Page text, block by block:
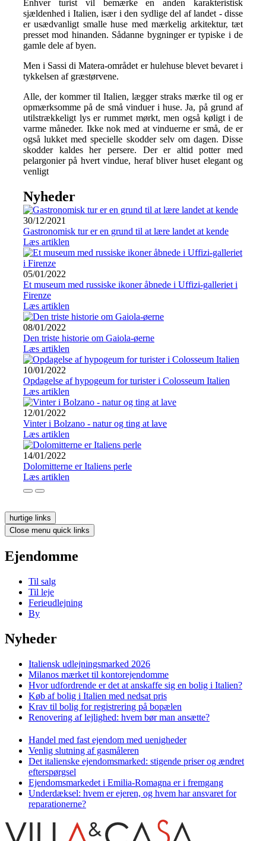
Enhver turist vil bemærke en anden karakteristisk
sjældenhed i Italien, især i den sydlige del af landet - disse
er usædvanligt smalle huse med mærkelig arkitektur, tæt
presset mod hinanden. Sådanne bygninger er typiske i de
gamle dele af byen.
Men i Sassi di Matera-området er hulehuse blevet bevaret i
tykkelsen af græstørvene.
Alle, der kommer til Italien, lægger straks mærke til og er
opmærksomme på de små vinduer i huse. Ja, på grund af
utilstrækkeligt lys er rummet mørkt, men også køligt i de
varme måneder. Ikke nok med at vinduerne er små, de er
også lukket med specielle skodder selv om dagen. Disse
skodder kaldes her persere. Der er altid potter med
pelargonier på hvert vindue, heraf bliver huset elegant og
venligt
Nyheder
30/12/2021
Gastronomisk tur er en grund til at lære landet at kende
Læs artiklen
05/01/2022
Et museum med russiske ikoner åbnede i Uffizi-galleriet i
Firenze
Læs artiklen
08/01/2022
Den triste historie om Gaiola-øerne
Læs artiklen
10/01/2022
Opdagelse af hypogeum for turister i Colosseum Italien
Læs artiklen
12/01/2022
Vinter i Bolzano - natur og ting at lave
Læs artiklen
14/01/2022
Dolomitterne er Italiens perle
Læs artiklen
hurtige links
Close menu quick links
Ejendomme
Til salg
Til leje
Ferieudlejning
By
Nyheder
Italiensk udlejningsmarked 2026
Milanos mærket til kontorejendomme
Hvor udfordrende er det at anskaffe sig en bolig i Italien?
Køb af bolig i Italien med nedsat pris
Krav til bolig for registrering på bopælen
Renovering af lejlighed: hvem bør man ansætte?
Handel med fast ejendom med uenigheder
Venlig slutning af gasmåleren
Det italienske ejendomsmarked: stigende priser og ændret
efterspørgsel
Ejendomsmarkedet i Emilia-Romagna er i fremgang
Underdæksel: hvem er ejeren, og hvem har ansvaret for
reparationerne?